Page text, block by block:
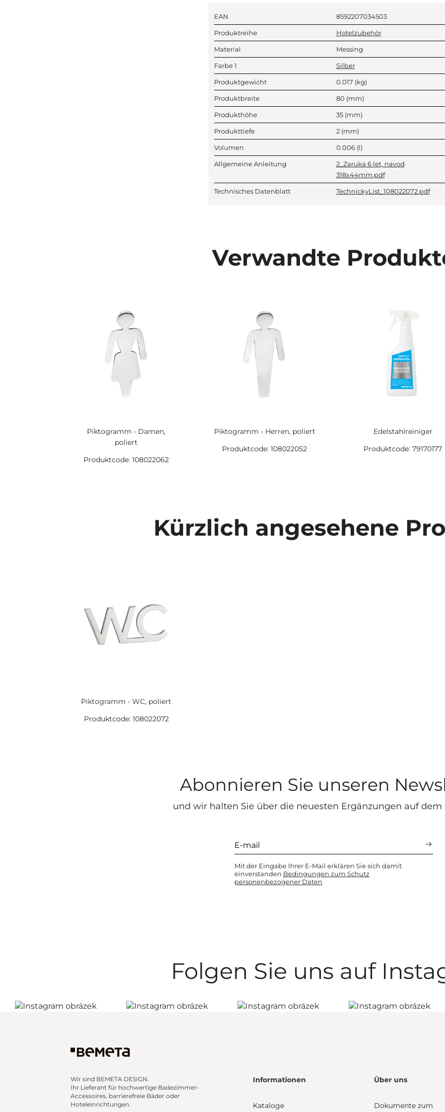
EAN 8592207034503
Produktreihe Hotelzubehör
Material Messing
Farbe 1 Silber
Produktgewicht 0.017 (kg)
Produktbreite 80 (mm)
Produkthöhe 35 (mm)
Produkttiefe 2 (mm)
Volumen 0.006 (l)
Allgemeine Anleitung
2_Zaruka 6 let, navod
318x44mm.pdf
Technisches Datenblatt TechnickyList_108022072.pdf
Verwandte
Piktogramm - Damen,
poliert
Produktcode: 108022062
Piktogramm - Herren, poliert
Produktcode: 108022052
Edelstahlreiniger
Produktcode: 79170177
Kürzlich angesehene
Piktogramm - WC, poliert
Produktcode: 108022072
Abonnieren Sie unseren
und wir halten Sie über die neuesten Ergänzungen auf dem
Mit der Eingabe Ihrer E-Mail erklären Sie sich damit
einverstanden Bedingungen zum Schutz
personenbezogener Daten
Folgen Sie uns auf
Wir sind BEMETA DESIGN.
Ihr Lieferant für hochwertige Badezimmer-
Accessoires, barrierefreie Bäder oder
Hoteleinrichtungen.
Informationen
Kataloge
Über uns
Dokumente zum